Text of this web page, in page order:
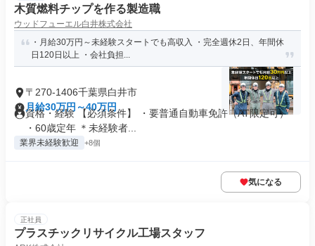
木質燃料チップを作る製造職
ウッドフューエル白井株式会社
・月給30万円～未経験スタートでも高収入 ・完全週休2日、年間休
日120日以上 ・会社負担...
〒270-1406千葉県白井市
月給30万円～40万円
資格・経験 【必須条件】 ・要普通自動車免許（AT限定可）
・60歳定年 ＊未経験者...
業界未経験歓迎 +8個
気になる
正社員
プラスチックリサイクル工場スタッフ